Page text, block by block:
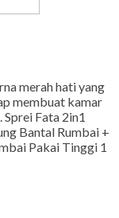
merah hati yang
membuat kamar
Fata 2in1
Bantal Rumbai +
Pakai Tinggi 1